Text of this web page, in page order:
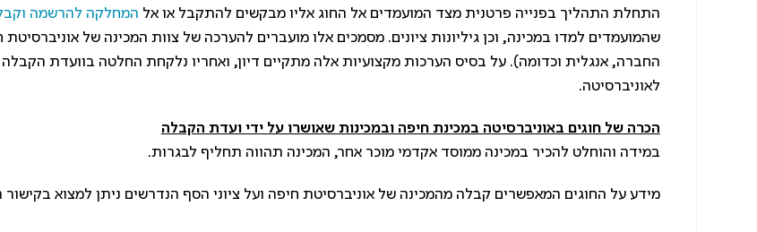
התחלת התהליך בפנייה פרטנית מצד המועמדים אל החוג אליו מבקשים להתקבל או אל המחלקה להרשמה
שהמועמדים למדו במכינה, וכן גיליונות ציונים. מסמכים אלו מועברים להערכה של צוות המכינה של
החברה, אנגלית וכדומה). על בסיס הערכות מקצועיות אלה מתקיים דיון, ואחריו נלקחת החלטה בוועדת
לאוניברסיטה.
הכרה של חוגים באוניברסיטה במכינת חיפה ובמכינות שאושרו על ידי ועדת הקבלה
במידה והוחלט להכיר במכינה ממוסד אקדמי מוכר אחר, המכינה תהווה תחליף לבגרות.
מידע על החוגים המאפשרים קבלה מהמכינה של אוניברסיטת חיפה ועל ציוני הסף הנדרשים ניתן למצוא